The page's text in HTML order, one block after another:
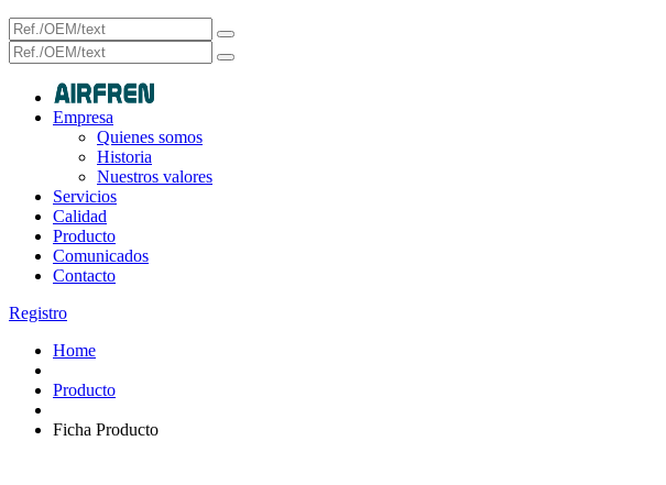
Empresa
Quienes somos
Historia
Nuestros valores
Servicios
Calidad
Producto
Comunicados
Contacto
Registro
Home
Producto
Ficha Producto